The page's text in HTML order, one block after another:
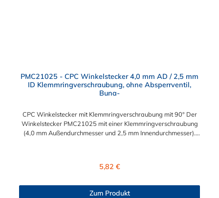
PMC21025 - CPC Winkelstecker 4,0 mm AD / 2,5 mm
ID Klemmringverschraubung, ohne Absperrventil,
Buna-
CPC Winkelstecker mit Klemmringverschraubung mit 90° Der
Winkelstecker PMC21025 mit einer Klemmringverschraubung
(4,0 mm Außendurchmesser und 2,5 mm Innendurchmesser).
von ≈ 7,9 mm. Sie können diesen CPC Winkelstecker mit allen
kombinieren.
Regulärer Preis:
5,82 €
Zum Produkt